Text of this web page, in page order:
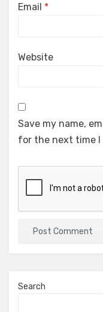
Email *
Website
Save my name,
for the next time I
Search